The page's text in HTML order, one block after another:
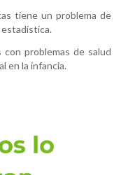
tiene un problema de
estadística.
problemas de salud
en la infancia.